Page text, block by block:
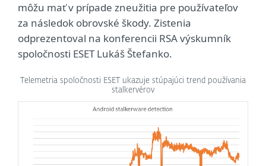
môžu mať v prípade zneužitia pre používateľov
za následok obrovské škody. Zistenia
odprezentoval na konferencii RSA výskumník
spoločnosti ESET Lukáš Štefanko.
Telemetria spoločnosti ESET ukazuje stúpajúci trend používania
stalkervérov